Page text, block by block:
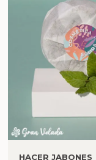
HACER JABONES